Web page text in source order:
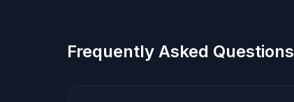
Frequently Asked Questions